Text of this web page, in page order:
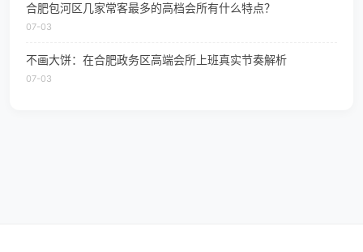
合肥包河区几家常客最多的高档会所有什么特点？
07-03
不画大饼：在合肥政务区高端会所上班真实节奏解析
07-03